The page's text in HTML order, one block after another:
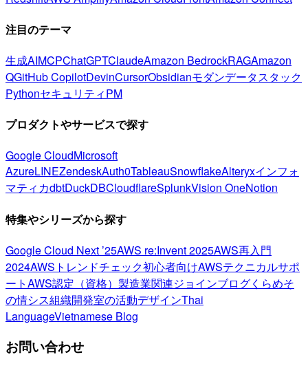
注目のテーマ
生成AIMCPChatGPTClaudeAmazon BedrockRAGAmazon
QGitHub CopilotDevinCursorObsidianモダンデータスタック
PythonセキュリティPM
プロダクトやサービスで探す
Google CloudMicrosoft
AzureLINEZendeskAuth0TableauSnowflakeAlteryxインフォ
マティカdbtDuckDBCloudflareSplunkVision OneNotion
特集やシリーズから探す
Google Cloud Next ’25AWS re:Invent 2025AWS再入門
2024AWSトレンドチェック初心者向けAWSテクニカルサポ
ートAWS認定（資格） 製造業関連ジョインブログくらめそ
の情シス組織開発室の活動デザインThai
LanguageVietnamese Blog
お問い合わせ